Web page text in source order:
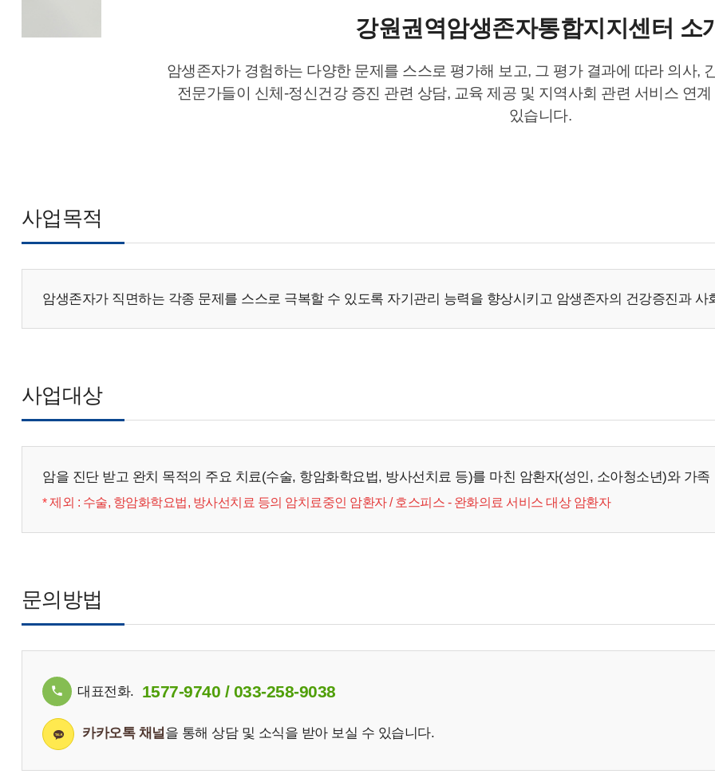
강원권역암생존자통합지지센터 소
암생존자가 경험하는 다양한 문제를 스스로 평가해 보고, 그 평가 결과에 따라 의사,
전문가들이 신체-정신건강 증진 관련 상담, 교육 제공 및 지역사회 관련 서비스 연
있습니다.
사업목적
암생존자가 직면하는 각종 문제를 스스로 극복할 수 있도록 자기관리 능력을 향상시키고 암생존자의 건강증진과 사
사업대상
암을 진단 받고 완치 목적의 주요 치료(수술, 항암화학요법, 방사선치료 등)를 마친 암환자(성인, 소아청소년)와 가족
*제외 : 수술, 항암화학요법, 방사선치료 등의 암치료중인 암환자 / 호스피스 - 완화의료 서비스 대상 암환자
문의방법
대표전화. 1577-9740 / 033-258-9038
카카오톡 채널을 통해 상담 및 소식을 받아 보실 수 있습니다.